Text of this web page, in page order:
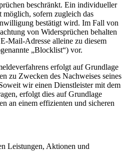
beschränkt. Ein individueller
möglich, sofern zugleich das
bestätigt wird. Im Fall von
von Widersprüchen behalten
Mail-Adresse alleine zu diesem
„Blocklist“) vor.
erfolgt auf Grundlage
zu Zwecken des Nachweises seines
wir einen Dienstleister mit dem
erfolgt dies auf Grundlage
an einem effizienten und sicheren
Leistungen, Aktionen und